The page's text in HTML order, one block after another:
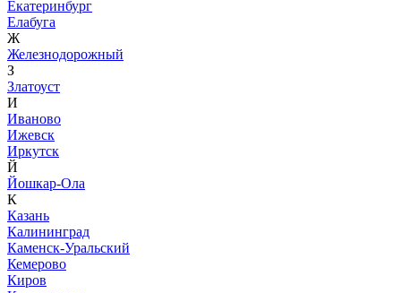
Екатеринбург
Елабуга
Ж
Железнодорожный
З
Златоуст
И
Иваново
Ижевск
Иркутск
Й
Йошкар-Ола
К
Казань
Калининград
Каменск-Уральский
Кемерово
Киров